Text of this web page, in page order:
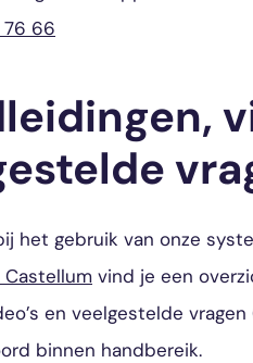
66
het gebruik van onze
vind je een
en veelgestelde vragen
binnen handbereik.